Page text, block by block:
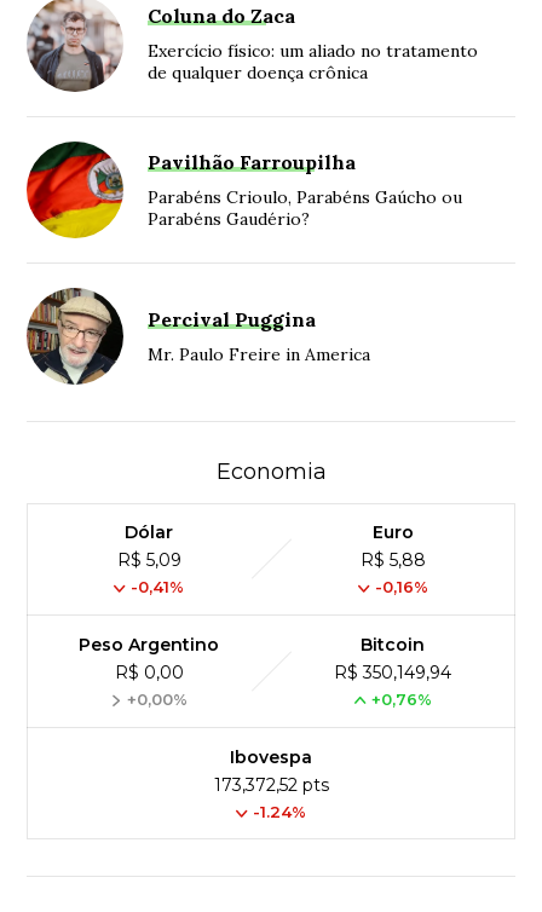
Coluna do Zaca
Exercício físico: um aliado no tratamento
de qualquer doença crônica
Pavilhão Farroupilha
Parabéns Crioulo, Parabéns Gaúcho ou
Parabéns Gaudério?
Percival Puggina
Mr. Paulo Freire in America
Economia
Dólar
R$ 5,09
-0,41%
Euro
R$ 5,88
-0,16%
Peso Argentino
R$ 0,00
+0,00%
Bitcoin
R$ 350,149,94
+0,76%
Ibovespa
173,372,52 pts
-1.24%